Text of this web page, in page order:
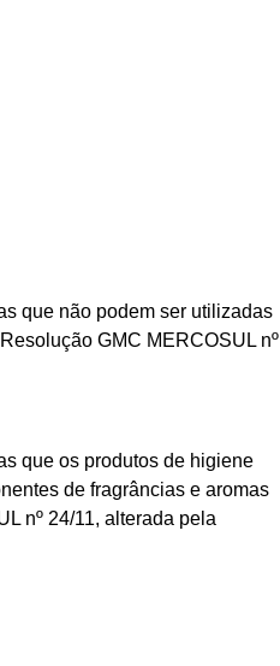
que não podem ser utilizadas
GMC MERCOSUL nº
que os produtos de higiene
de fragrâncias e aromas
nº 24/11, alterada pela